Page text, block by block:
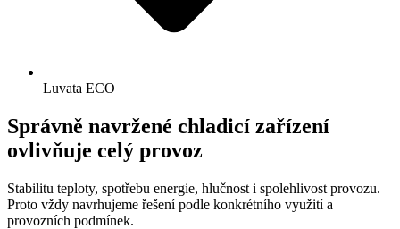
Luvata ECO
Správně navržené chladicí zařízení
ovlivňuje celý provoz
Stabilitu teploty, spotřebu energie, hlučnost i spolehlivost provozu.
Proto vždy navrhujeme řešení podle konkrétního využití a
provozních podmínek.